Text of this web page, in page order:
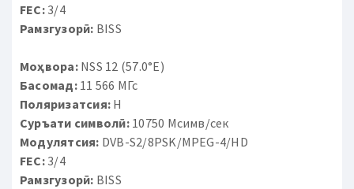
FEC:3/4
Рамзгузорӣ: BISS
Моҳвора:NSS 12 (57.0°E)
Басомад:11 566 МГс
Поляризатсия: H
Суръати символӣ:10750 Мсимв/сек
Модулятсия: DVB-S2/8PSK/MPEG-4/HD
FEC:3/4
Рамзгузорӣ: BISS